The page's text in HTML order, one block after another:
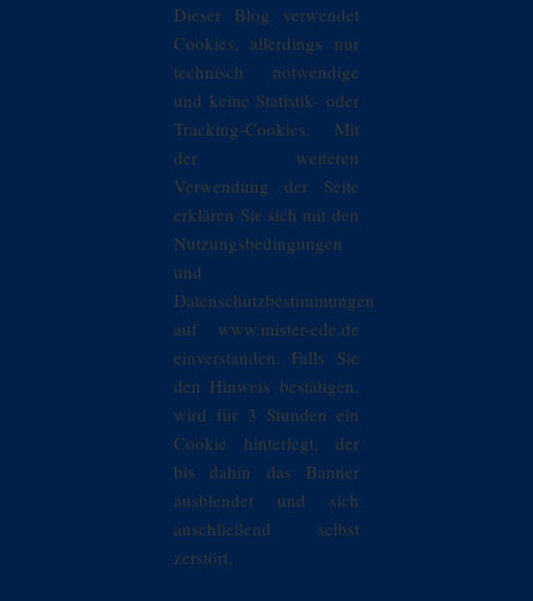
Dieser Blog verwendet
Cookies, allerdings nur
technisch notwendige
und keine Statistik- oder
Tracking-Cookies. Mit
der weiteren
Verwendung der Seite
erklären Sie sich mit den
Nutzungsbedingungen
und
Datenschutzbestimmungen
auf www.mister-ede.de
einverstanden. Falls Sie
den Hinweis bestätigen,
wird für 3 Stunden ein
Cookie hinterlegt, der
bis dahin das Banner
ausblendet und sich
anschließend selbst
zerstört.